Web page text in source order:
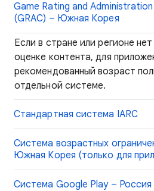
Game Rating and
(GRAC) – Южная Корея
Если в стране или регионе
оценке контента, для
рекомендованный возраст
отдельной системе.
Стандартная система IARC
Система возрастных
Южная Корея (только для
Система Google Play – Россия